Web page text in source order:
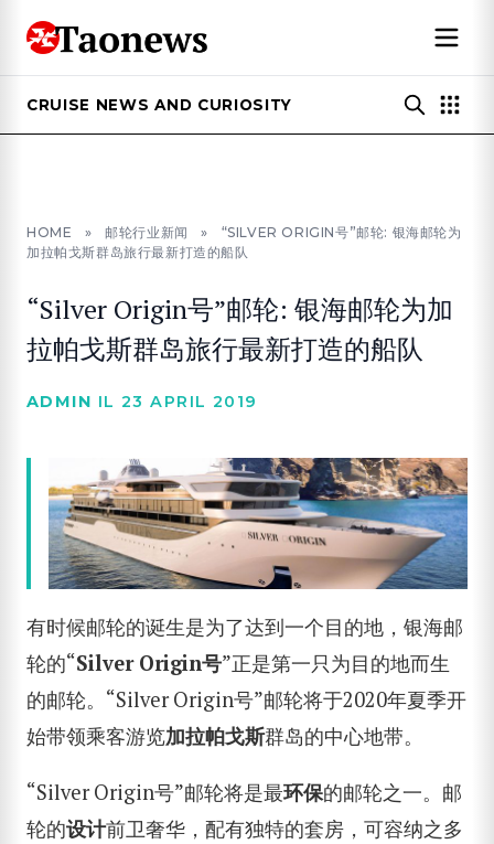
CRUISE NEWS AND CURIOSITY
HOME » 邮轮行业新闻 »
“SILVER ORIGIN号”邮轮: 银海邮轮为
加拉帕戈斯群岛旅行最新打造的船队
“Silver Origin号”邮轮: 银海邮轮为加
拉帕戈斯群岛旅行最新打造的船队
ADMIN IL 23 APRIL 2019
有时候邮轮的诞生是为了达到一个目的地，银海邮
轮的“Silver Origin号”正是第一只为目的地而生
的邮轮。“Silver Origin号”邮轮将于2020年夏季开
始带领乘客游览加拉帕戈斯群岛的中心地带。
“Silver Origin号”邮轮将是最环保的邮轮之一。邮
轮的设计前卫奢华，配有独特的套房，可容纳之多